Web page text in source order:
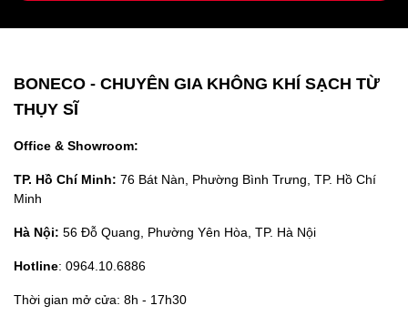
BONECO - CHUYÊN GIA KHÔNG KHÍ SẠCH TỪ
THỤY SĨ
Office & Showroom:
TP. Hồ Chí Minh: 76 Bát Nàn, Phường Bình Trưng, TP. Hồ Chí
Minh
Hà Nội: 56 Đỗ Quang, Phường Yên Hòa, TP. Hà Nội
Hotline: 0964.10.6886
Thời gian mở cửa: 8h - 17h30